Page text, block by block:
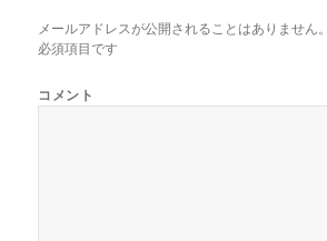
メールアドレスが公開されることはありません。
必須項目です
コメント